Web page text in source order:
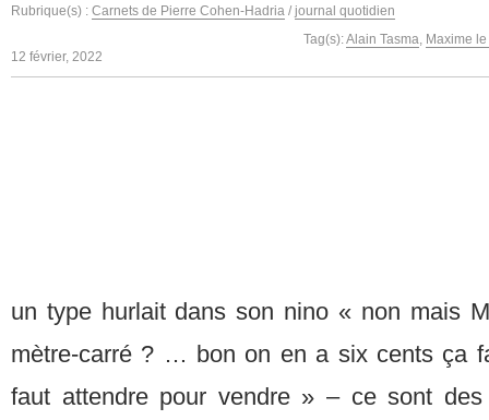
Rubrique(s) : Carnets de Pierre Cohen-Hadria / journal quotidien
Tag(s):Alain Tasma, Maxime
12 février, 2022
un type hurlait dans son nino « non mais
mètre-carré ? … bon on en a six cents ça
faut attendre pour vendre » – ce sont